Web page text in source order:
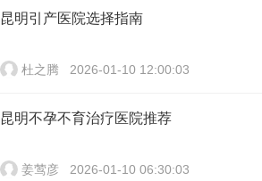
昆明引产医院选择指南
杜之腾 2026-01-10 12:00:03
昆明不孕不育治疗医院推荐
姜莺彦 2026-01-10 06:30:03